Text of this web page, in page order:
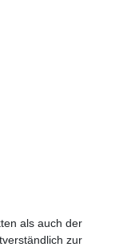
als auch der
zur